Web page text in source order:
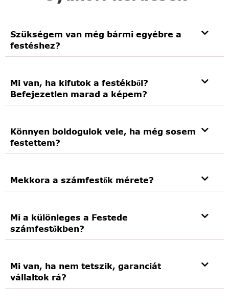
Szükségem van még bármi egyébre a
festéshez?
Mi van, ha kifutok a festékből?
Befejezetlen marad a képem?
Könnyen boldogulok vele, ha még sosem
festettem?
Mekkora a számfestők mérete?
Mi a különleges a Festede
számfestőkben?
Mi van, ha nem tetszik, garanciát
vállaltok rá?